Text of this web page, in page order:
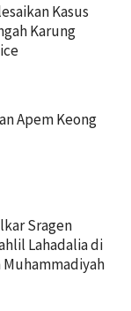
Kasus
Karung
Apem Keong
Sragen
Lahadalia di
Muhammadiyah